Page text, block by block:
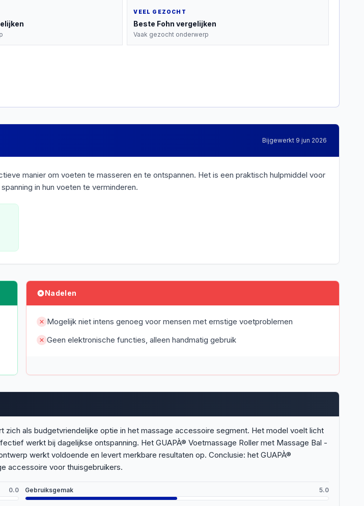
VEEL GEZOCHT
Beste Fohn vergelijken
Vaak gezocht onderwerp
Bijgewerkt 9 jun 2026
manier om voeten te masseren en te ontspannen. Het is een praktisch hulpmiddel voor
in hun voeten te verminderen.
Nadelen
Mogelijk niet intens genoeg voor mensen met ernstige voetproblemen
Geen elektronische functies, alleen handmatig gebruik
als budgetvriendelijke optie in het massage accessoire segment. Het model voelt licht
werkt bij dagelijkse ontspanning. Het GUAPÀ® Voetmassage Roller met Massage Bal -
werkt voldoende en levert merkbare resultaten op. Conclusie: het GUAPÀ®
accessoire voor thuisgebruikers.
0.0 Gebruiksgemak 5.0